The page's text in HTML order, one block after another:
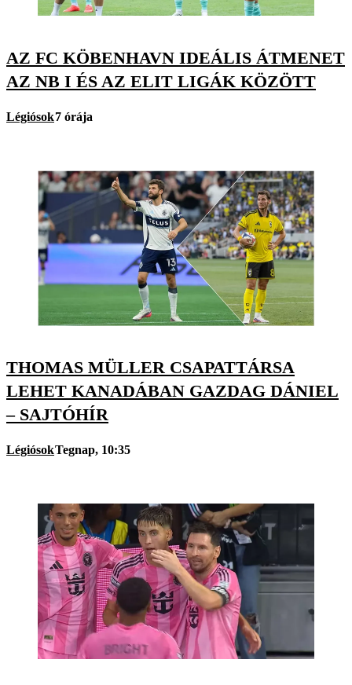
AZ FC KÖBENHAVN IDEÁLIS ÁTMENET
AZ NB I ÉS AZ ELIT LIGÁK KÖZÖTT
Légiósok7 órája
THOMAS MÜLLER CSAPATTÁRSA
LEHET KANADÁBAN GAZDAG DÁNIEL
– SAJTÓHÍR
LégiósokTegnap, 10:35